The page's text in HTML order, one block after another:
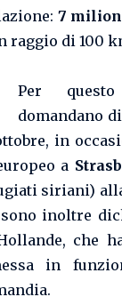
7
raggio di 100
Per
domandano
in
a
siriani)
inoltre
che
in